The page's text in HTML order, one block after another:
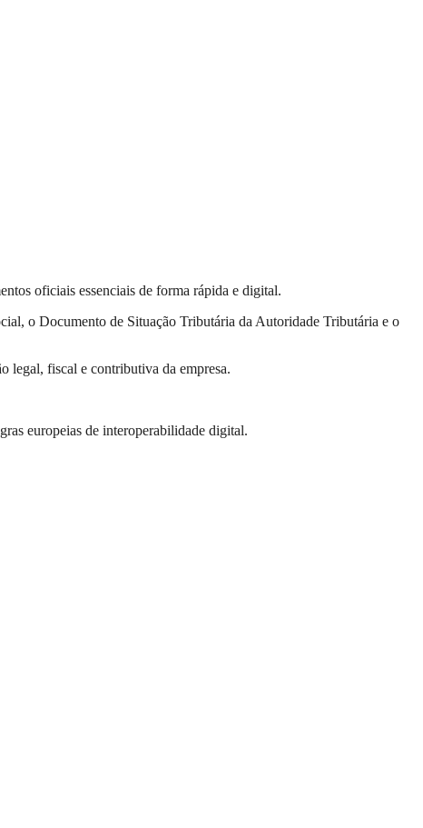
oficiais essenciais de forma rápida e digital.
o Documento de Situação Tributária da Autoridade Tributária e o
legal, fiscal e contributiva da empresa.
europeias de interoperabilidade digital.